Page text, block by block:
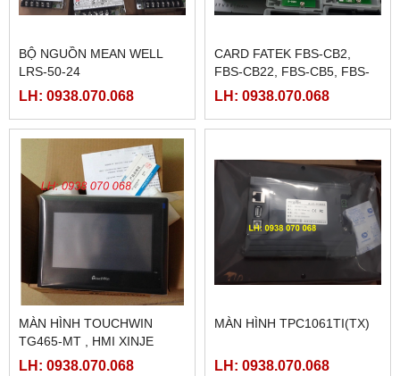
BỘ NGUỒN MEAN WELL
LRS-50-24
LH: 0938.070.068
CARD FATEK FBS-CB2,
FBS-CB22, FBS-CB5, FBS-
CB25, FBS-CB55
LH: 0938.070.068
MÀN HÌNH TOUCHWIN
TG465-MT , HMI XINJE
TG465-MT
LH: 0938.070.068
MÀN HÌNH TPC1061TI(TX)
LH: 0938.070.068